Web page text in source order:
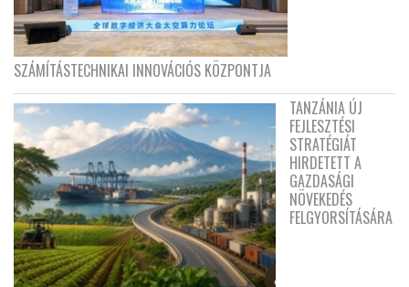
SZÁMÍTÁSTECHNIKAI INNOVÁCIÓS KÖZPONTJA
TANZÁNIA ÚJ
FEJLESZTÉSI
STRATÉGIÁT
HIRDETETT A
GAZDASÁGI
NÖVEKEDÉS
FELGYORSÍTÁSÁRA